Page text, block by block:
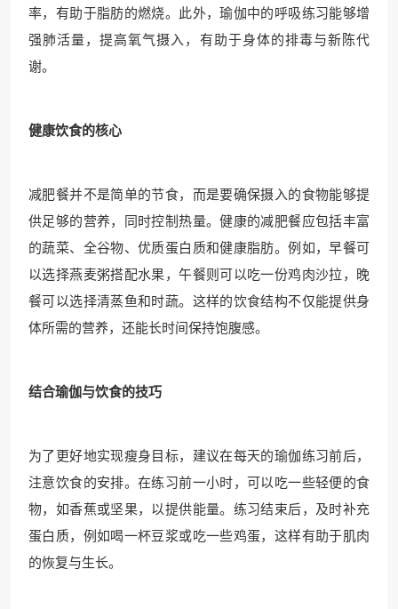
率，有助于脂肪的燃烧。此外，瑜伽中的呼吸练习能够增
强肺活量，提高氧气摄入，有助于身体的排毒与新陈代
谢。
健康饮食的核心
减肥餐并不是简单的节食，而是要确保摄入的食物能够提
供足够的营养，同时控制热量。健康的减肥餐应包括丰富
的蔬菜、全谷物、优质蛋白质和健康脂肪。例如，早餐可
以选择燕麦粥搭配水果，午餐则可以吃一份鸡肉沙拉，晚
餐可以选择清蒸鱼和时蔬。这样的饮食结构不仅能提供身
体所需的营养，还能长时间保持饱腹感。
结合瑜伽与饮食的技巧
为了更好地实现瘦身目标，建议在每天的瑜伽练习前后，
注意饮食的安排。在练习前一小时，可以吃一些轻便的食
物，如香蕉或坚果，以提供能量。练习结束后，及时补充
蛋白质，例如喝一杯豆浆或吃一些鸡蛋，这样有助于肌肉
的恢复与生长。